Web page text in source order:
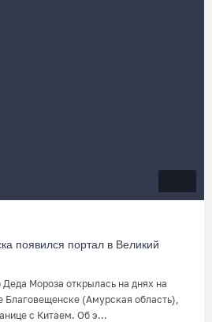
появился портал в Великий
Мороза открылась на днях на
Благовещенске (Амурская область),
с Китаем. Об э...